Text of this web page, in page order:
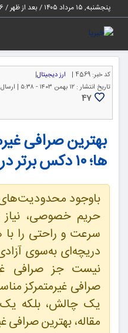
پنجشنبه, ۱۵ مرداد ۱۴۰۵ / بعد از ظهر /
کد خبر: 4569 | ارز دیجیتال|
تاریخ انتشار : ۱۲ بهمن ۱۴۰۳ - ۵:۳۸ |
47
بهترین صرافی
ها؛ ۱۰ دکس برتر در سه شبکه
باوجود
حریم خصوصی، نیاز
سرعت و راحتی را با
دریچه‌ای به‌سوی
نیست جز صرافی
صرافی غیرمتمرکز
یک چالش، بلکه
مقاله، بهترین صرافی